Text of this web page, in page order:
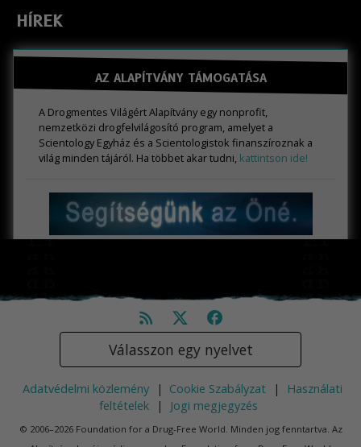
HÍREK
AZ ALAPÍTVÁNY TÁMOGATÁSA
A Drogmentes Világért Alapítvány egy nonprofit,
nemzetközi drogfelvilágosító program, amelyet a
Scientology Egyház és a Scientologistok finanszíroznak a
világ minden tájáról. Ha többet akar tudni, kattintson ide!
Válasszon egy nyelvet
Adatvédelmi közlemény | Cookie Szabályzat |
Használati
feltételek
| Jogi megjegyzés
© 2006–2026 Foundation for a Drug-Free World. Minden jog fenntartva. Az